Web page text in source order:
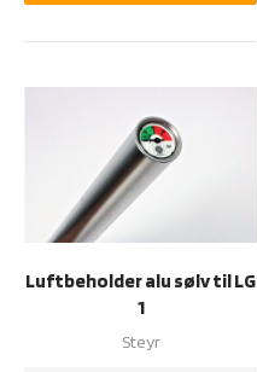
Luftbeholder alu sølv til LG
1
Steyr